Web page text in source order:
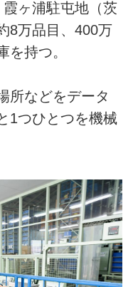
ヶ浦駐屯地（茨
8万品目、400万
を持つ。
所などをデータ
1つひとつを機械